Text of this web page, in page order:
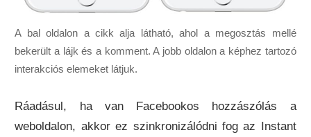
A bal oldalon a cikk alja látható, ahol a megosztás mellé
bekerült a lájk és a komment. A jobb oldalon a képhez tartozó
interakciós elemeket látjuk.
Ráadásul, ha van Facebookos hozzászólás a
weboldalon, akkor ez szinkronizálódni fog az Instant